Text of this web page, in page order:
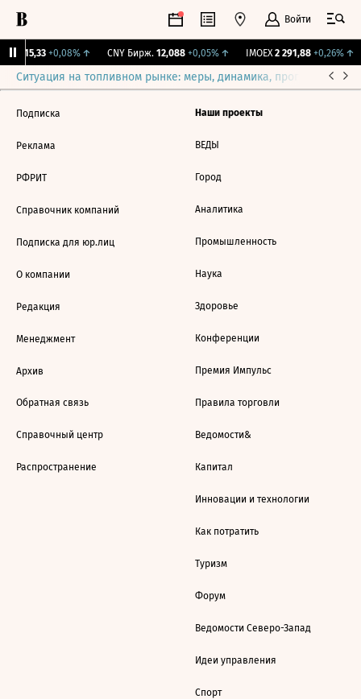
Войти
115,33 +0,08%↑ CNY Бирж. 12,088 +0,05%↑ IMOEX 2 291,88 +0,26%↑
Ситуация на топливном рынке: меры, динамика, прогнозы
Подписка
Реклама
РФРИТ
Справочник компаний
Подписка для юр.лиц
О компании
Редакция
Менеджмент
Архив
Обратная связь
Справочный центр
Распространение
Наши проекты
ВЕДЫ
Город
Аналитика
Промышленность
Наука
Здоровье
Конференции
Премия Импульс
Правила торговли
Ведомости&
Капитал
Инновации и технологии
Как потратить
Туризм
Форум
Ведомости Северо-Запад
Идеи управления
Спорт